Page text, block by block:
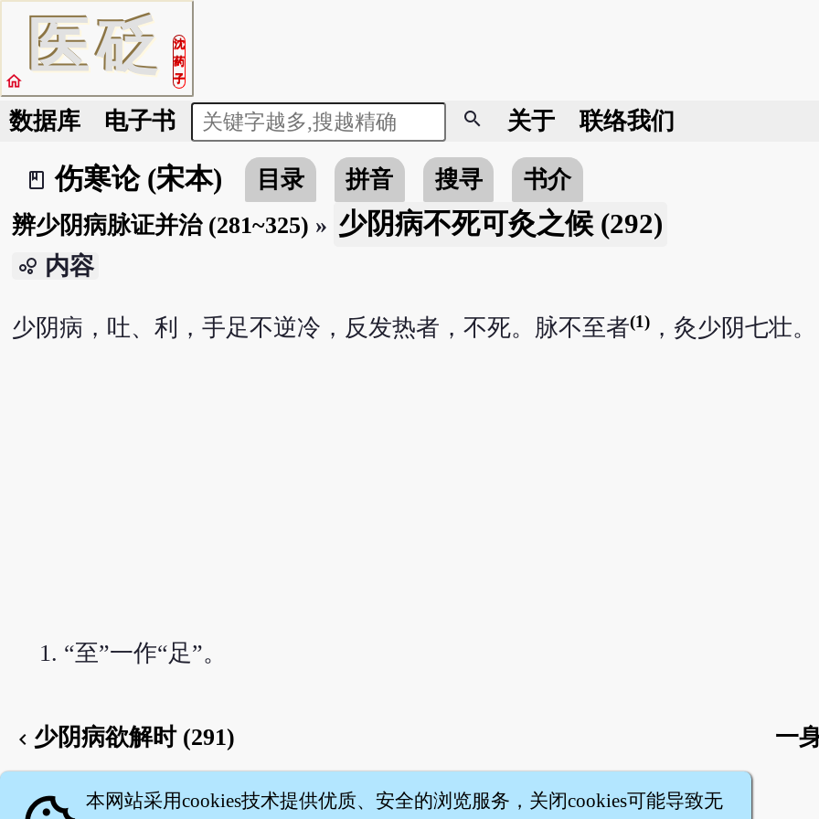
医砭
沈
药
子
home
数据库 电子书 search 关于 联络我们
book_2
伤寒论 (宋本) 目录 拼音 搜寻
书介
辨少阴病脉证并治 (281~325) » 少阴病不死可灸之候 (292)
bubble_chart 内容
少阴病，吐、利，手足不逆冷，反发热者，不死。脉不至者(1)，灸少阴七壮。
“至”一作“足”。
chevron_left 少阴病欲解时 (291) 一
English version本网站采用cookies技术提供优质、安全的浏览服务，关闭cookies可能导致无